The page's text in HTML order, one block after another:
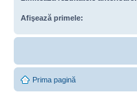
Afişează primele:
Prima pagină